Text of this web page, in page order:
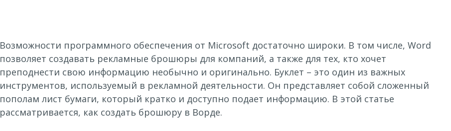
Возможности программного обеспечения от Microsoft достаточно широки. В том числе, Word
позволяет создавать рекламные брошюры для компаний, а также для тех, кто хочет
преподнести свою информацию необычно и оригинально. Буклет – это один из важных
инструментов, используемый в рекламной деятельности. Он представляет собой сложенный
пополам лист бумаги, который кратко и доступно подает информацию. В этой статье
рассматривается, как создать брошюру в Ворде.